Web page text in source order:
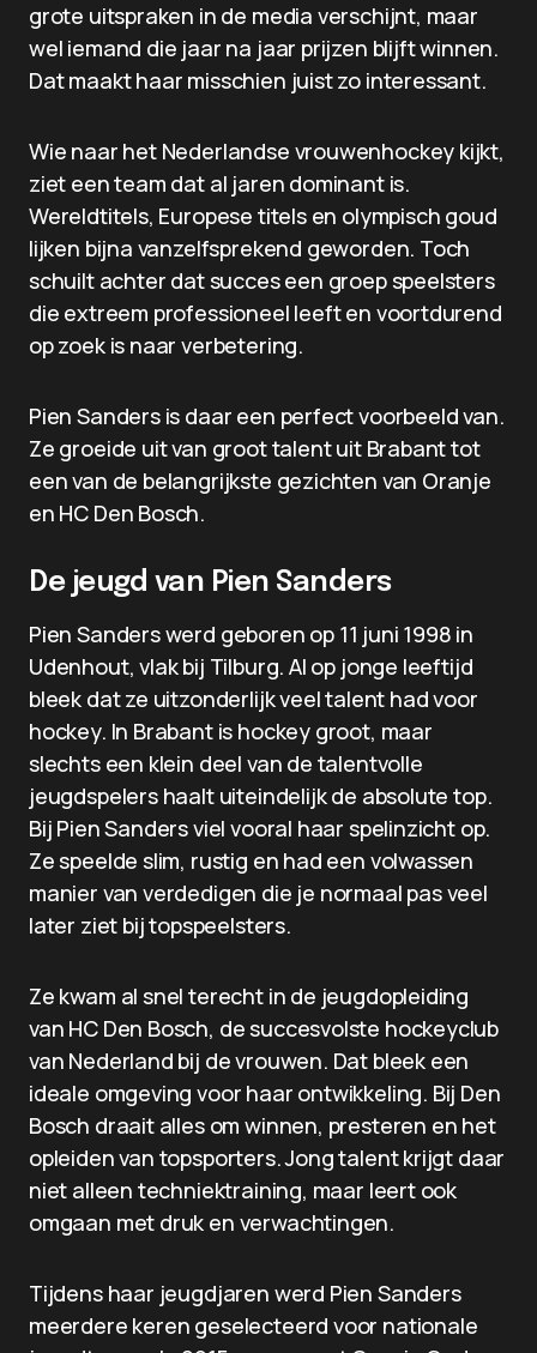
grote uitspraken in de media verschijnt, maar
wel iemand die jaar na jaar prijzen blijft winnen.
Dat maakt haar misschien juist zo interessant.
Wie naar het Nederlandse vrouwenhockey kijkt,
ziet een team dat al jaren dominant is.
Wereldtitels, Europese titels en olympisch goud
lijken bijna vanzelfsprekend geworden. Toch
schuilt achter dat succes een groep speelsters
die extreem professioneel leeft en voortdurend
op zoek is naar verbetering.
Pien Sanders is daar een perfect voorbeeld van.
Ze groeide uit van groot talent uit Brabant tot
een van de belangrijkste gezichten van Oranje
en HC Den Bosch.
De jeugd van Pien Sanders
Pien Sanders werd geboren op 11 juni 1998 in
Udenhout, vlak bij Tilburg. Al op jonge leeftijd
bleek dat ze uitzonderlijk veel talent had voor
hockey. In Brabant is hockey groot, maar
slechts een klein deel van de talentvolle
jeugdspelers haalt uiteindelijk de absolute top.
Bij Pien Sanders viel vooral haar spelinzicht op.
Ze speelde slim, rustig en had een volwassen
manier van verdedigen die je normaal pas veel
later ziet bij topspeelsters.
Ze kwam al snel terecht in de jeugdopleiding
van HC Den Bosch, de succesvolste hockeyclub
van Nederland bij de vrouwen. Dat bleek een
ideale omgeving voor haar ontwikkeling. Bij Den
Bosch draait alles om winnen, presteren en het
opleiden van topsporters. Jong talent krijgt daar
niet alleen techniektraining, maar leert ook
omgaan met druk en verwachtingen.
Tijdens haar jeugdjaren werd Pien Sanders
meerdere keren geselecteerd voor nationale